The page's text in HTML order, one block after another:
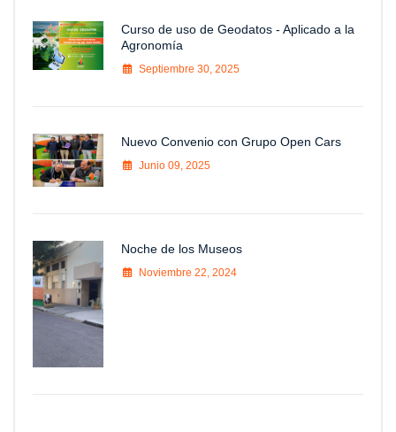
Curso de uso de Geodatos - Aplicado a la
Agronomía
Septiembre 30, 2025
Nuevo Convenio con Grupo Open Cars
Junio 09, 2025
Noche de los Museos
Noviembre 22, 2024